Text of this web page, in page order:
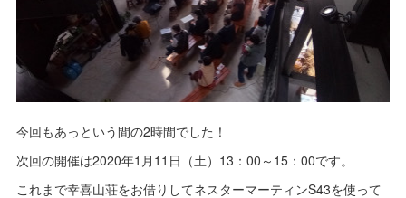
今回もあっという間の2時間でした！
次回の開催は2020年1月11日（土）13：00～15：00です。
これまで幸喜山荘をお借りしてネスターマーティンS43を使って